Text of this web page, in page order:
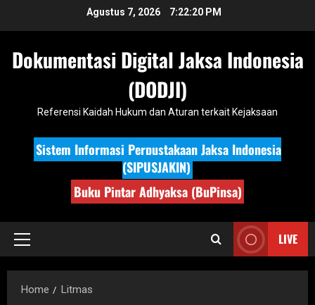
Agustus 7, 2026 7:22:20 PM
Dokumentasi Digital Jaksa Indonesia
(DODJI)
Referensi Kaidah Hukum dan Aturan terkait Kejaksaan
Sistem Informasi Perpustakaan Jaksa Indonesia
(SIPUSJAKIN)
Buku Pintar Adhyaksa (BuPinsa)
Primary
LIVE
Home Litmas